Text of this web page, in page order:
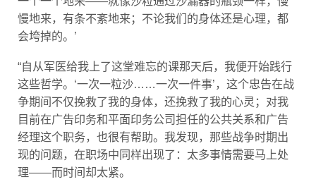
慢地来，有条不紊地来；不论我们的身体还是心理，都
会垮掉的。’
“自从军医给我上了这堂难忘的课那天后，我便开始践行
这些哲学。‘一次一粒沙……一次一件事’，这个忠告在战
争期间不仅挽救了我的身体，还挽救了我的心灵；对我
目前在广告印务和平面印务公司担任的公共关系和广告
经理这个职务，也很有帮助。我发现，那些战争时期出
现的问题，在职场中同样出现了：太多事情需要马上处
理——而时间却太紧。